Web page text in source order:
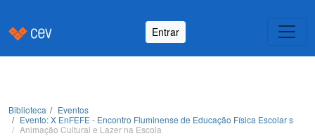
Entrar
Biblioteca
Eventos
Evento: X EnFEFE - Encontro Fluminense de Educação Física Escolar s
Animação Cultural e Lazer na Escola